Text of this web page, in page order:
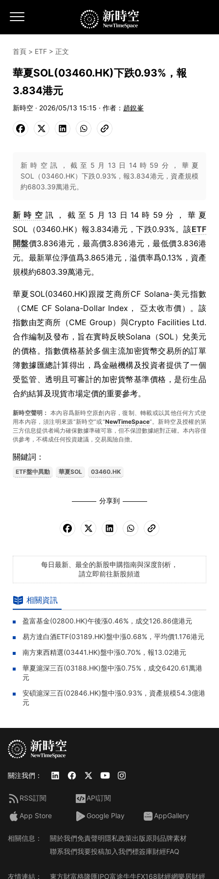
首頁 > ETF > 正文
華夏SOL(03460.HK)下跌0.93%，報
3.834港元
新時空 · 2026/05/13 15:15 · 作者： 趙銳峯
新時空訊，截至5月13日14時59分，華夏
SOL（03460.HK）下跌0.93%，報3.834港元，資產規模
約6803.39萬港元。
新時空訊，截至5月13日14時59分，華夏
SOL（03460.HK）報3.834港元，下跌0.93%。該ETF
開盤價3.836港元，最高價3.836港元，最低價3.836港
元。最新單位淨值爲3.865港元，溢價率爲0.13%，資產
規模約6803.39萬港元。
華夏SOL(03460.HK)跟蹤芝商所CF Solana-美元指數
（CME CF Solana-Dollar Index， 亞太收市價）。該
指數由芝商所（CME Group）與Crypto Facilities Ltd.
合作編制及發布，旨在實時反映Solana（SOL）兌美元
的價格。指數價格基於多個主流加密貨幣交易所的訂單
簿數據匯總計算得出，爲金融機構及投資者提供了一個
受監管、透明且可審計的加密貨幣基準價格，是衍生品
合約結算及現貨市場定價的重要參考。
新時空聲明： 本內容爲新時空原創內容，復制、轉載或以其他任何方式使
用本內容，須注明來源“新時空”或“NewTimeSpace”。新時空及授權的第
三方信息提供者竭力確保數據準確可靠，但不保證數據絕對正確。本內容僅
供參考，不構成任何投資建議，交易風險自擔。
關鍵詞：
ETF盤中異動 華夏SOL 03460.HK
分享到
每日最新、最全的新股申購指南與深度剖析，
請立即前往新股頻道
相關資訊
盈富基金(02800.HK)午後漲0.46%，成交126.86億港元
易方達白酒ETF(03189.HK)盤中漲0.68%，平均價1.176港元
南方東西精選(03441.HK)盤中漲0.70%，報13.02港元
華夏滬深三百(03188.HK)盤中漲0.75%，成交6420.61萬港
元
安碩滬深三百(02846.HK)盤中漲0.93%，資產規模54.3億港
元
關注我們：
RSS訂閱 API訂閱
App Store Google Play AppGallery
相關信息： 關於我們免責聲明隱私政策出版原則品牌素材
聯系我們我要投稿加入我們標簽庫財經FAQ
友情連結： 東方財富格隆匯IPO富途牛牛FX168財經網樂居財經